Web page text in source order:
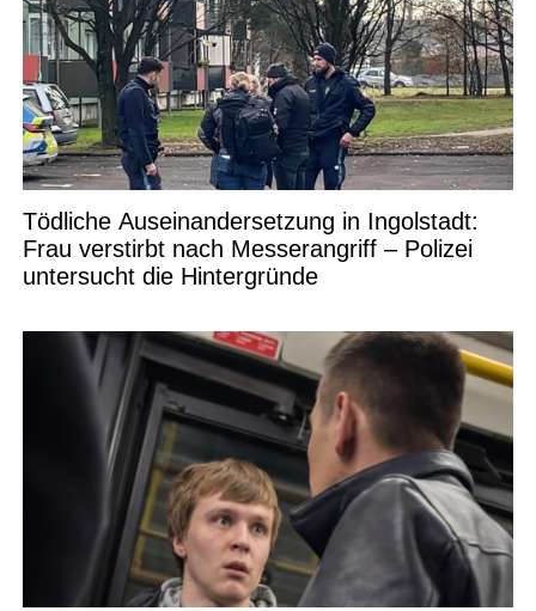
Tödliche Auseinandersetzung in Ingolstadt:
Frau verstirbt nach Messerangriff – Polizei
untersucht die Hintergründe